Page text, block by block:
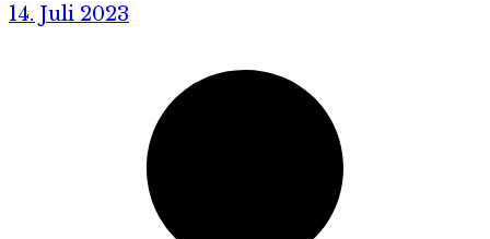
14. Juli 2023